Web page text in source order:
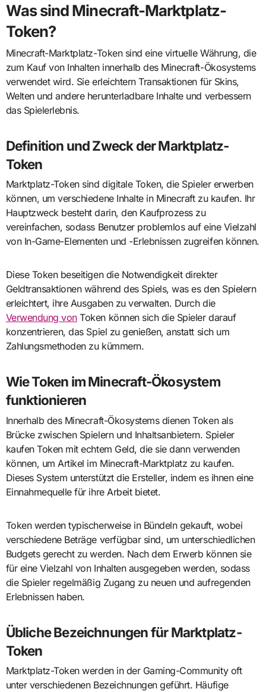
Was sind Minecraft-Marktplatz-
Token?
Minecraft-Marktplatz-Token sind eine virtuelle Währung, die
zum Kauf von Inhalten innerhalb des Minecraft-Ökosystems
verwendet wird. Sie erleichtern Transaktionen für Skins,
Welten und andere herunterladbare Inhalte und verbessern
das Spielerlebnis.
Definition und Zweck der Marktplatz-
Token
Marktplatz-Token sind digitale Token, die Spieler erwerben
können, um verschiedene Inhalte in Minecraft zu kaufen. Ihr
Hauptzweck besteht darin, den Kaufprozess zu
vereinfachen, sodass Benutzer problemlos auf eine Vielzahl
von In-Game-Elementen und -Erlebnissen zugreifen können.
Diese Token beseitigen die Notwendigkeit direkter
Geldtransaktionen während des Spiels, was es den Spielern
erleichtert, ihre Ausgaben zu verwalten. Durch die
Verwendung vonToken können sich die Spieler darauf
konzentrieren, das Spiel zu genießen, anstatt sich um
Zahlungsmethoden zu kümmern.
Wie Token im Minecraft-Ökosystem
funktionieren
Innerhalb des Minecraft-Ökosystems dienen Token als
Brücke zwischen Spielern und Inhaltsanbietern. Spieler
kaufen Token mit echtem Geld, die sie dann verwenden
können, um Artikel im Minecraft-Marktplatz zu kaufen.
Dieses System unterstützt die Ersteller, indem es ihnen eine
Einnahmequelle für ihre Arbeit bietet.
Token werden typischerweise in Bündeln gekauft, wobei
verschiedene Beträge verfügbar sind, um unterschiedlichen
Budgets gerecht zu werden. Nach dem Erwerb können sie
für eine Vielzahl von Inhalten ausgegeben werden, sodass
die Spieler regelmäßig Zugang zu neuen und aufregenden
Erlebnissen haben.
Übliche Bezeichnungen für Marktplatz-
Token
Marktplatz-Token werden in der Gaming-Community oft
unter verschiedenen Bezeichnungen geführt. Häufige